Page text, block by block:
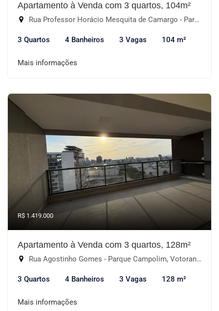
Apartamento à Venda com 3 quartos, 104m²
Rua Professor Horácio Mesquita de Camargo - Parque Campolim, Sorocaba-SP
3 Quartos 4 Banheiros 3 Vagas 104 m²
Mais informações
R$ 1.419.000
Apartamento à Venda com 3 quartos, 128m²
Rua Agostinho Gomes - Parque Campolim, Votorantim-SP
3 Quartos 4 Banheiros 3 Vagas 128 m²
Mais informações